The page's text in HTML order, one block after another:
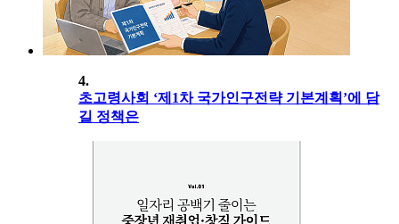
4.
초고령사회 ‘제1차 국가인구전략 기본계획’에 담
길 정책은